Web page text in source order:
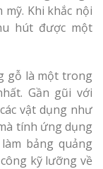
Khi khắc nội
hút được một
gỗ là một trong
Gần gũi với
vật dụng như
tính ứng dụng
bảng quảng
kỹ lưỡng về